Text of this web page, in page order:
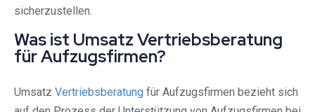
sicherzustellen.
Was ist Umsatz Vertriebsberatung
für Aufzugsfirmen?
Umsatz Vertriebsberatung für Aufzugsfirmen bezieht sich